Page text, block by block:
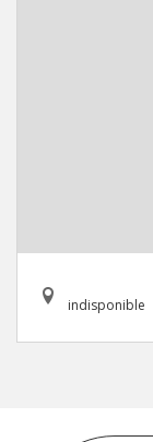
indisponible